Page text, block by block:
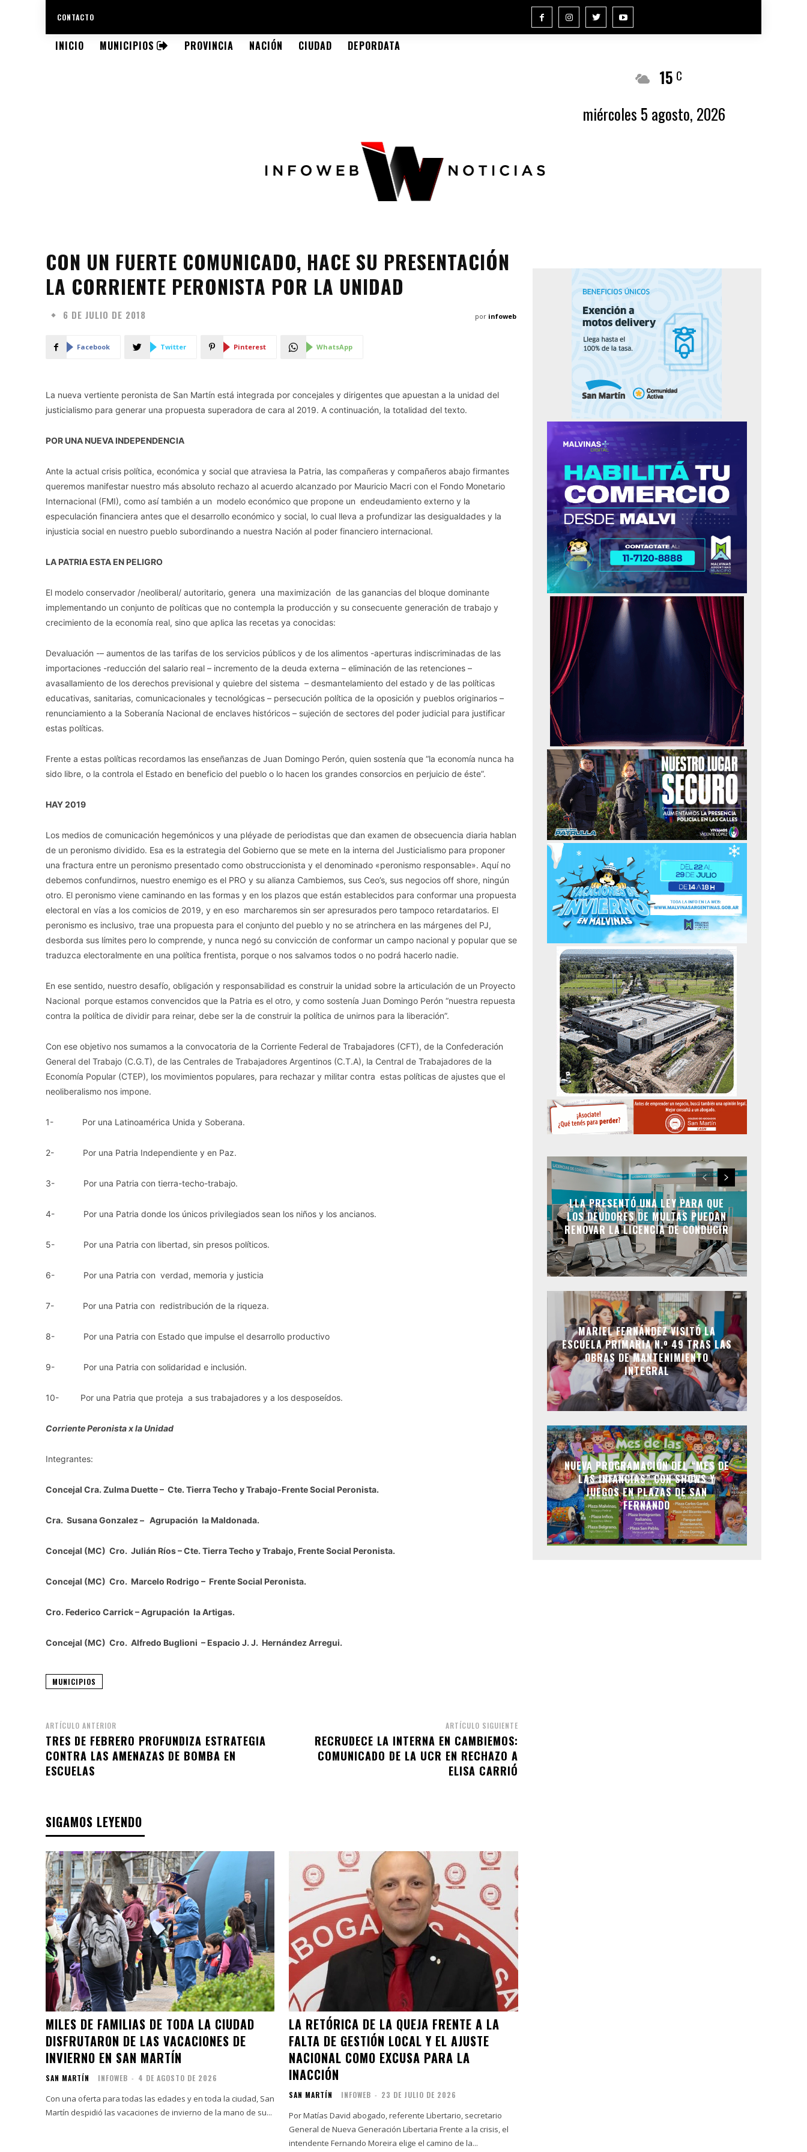
CONTACTO
INICIO MUNICIPIOS PROVINCIA NACIÓN CIUDAD DEPORDATA
15 C
miércoles 5 agosto, 2026
CON UN FUERTE COMUNICADO, HACE SU PRESENTACIÓN
LA CORRIENTE PERONISTA POR LA UNIDAD
6 DE JULIO DE 2018 por infoweb
Facebook Twitter Pinterest WhatsApp
La nueva vertiente peronista de San Martín está integrada por concejales y dirigentes que apuestan a la unidad del
justicialismo para generar una propuesta superadora de cara al 2019. A continuación, la totalidad del texto.
POR UNA NUEVA INDEPENDENCIA
Ante la actual crisis política, económica y social que atraviesa la Patria, las compañeras y compañeros abajo firmantes
queremos manifestar nuestro más absoluto rechazo al acuerdo alcanzado por Mauricio Macri con el Fondo Monetario
Internacional (FMI), como así también a un modelo económico que propone un endeudamiento externo y la
especulación financiera antes que el desarrollo económico y social, lo cual lleva a profundizar las desigualdades y la
injusticia social en nuestro pueblo subordinando a nuestra Nación al poder financiero internacional.
LA PATRIA ESTA EN PELIGRO
El modelo conservador /neoliberal/ autoritario, genera una maximización de las ganancias del bloque dominante
implementando un conjunto de políticas que no contempla la producción y su consecuente generación de trabajo y
crecimiento de la economía real, sino que aplica las recetas ya conocidas:
Devaluación -– aumentos de las tarifas de los servicios públicos y de los alimentos -aperturas indiscriminadas de las
importaciones -reducción del salario real – incremento de la deuda externa – eliminación de las retenciones –
avasallamiento de los derechos previsional y quiebre del sistema – desmantelamiento del estado y de las políticas
educativas, sanitarias, comunicacionales y tecnológicas – persecución política de la oposición y pueblos originarios –
renunciamiento a la Soberanía Nacional de enclaves históricos – sujeción de sectores del poder judicial para justificar
estas políticas.
Frente a estas políticas recordamos las enseñanzas de Juan Domingo Perón, quien sostenía que “la economía nunca ha
sido libre, o la controla el Estado en beneficio del pueblo o lo hacen los grandes consorcios en perjuicio de éste”.
HAY 2019
Los medios de comunicación hegemónicos y una pléyade de periodistas que dan examen de obsecuencia diaria hablan
de un peronismo dividido. Esa es la estrategia del Gobierno que se mete en la interna del Justicialismo para proponer
una fractura entre un peronismo presentado como obstruccionista y el denominado «peronismo responsable». Aquí no
debemos confundirnos, nuestro enemigo es el PRO y su alianza Cambiemos, sus Ceo’s, sus negocios off shore, ningún
otro. El peronismo viene caminando en las formas y en los plazos que están establecidos para conformar una propuesta
electoral en vías a los comicios de 2019, y en eso marcharemos sin ser apresurados pero tampoco retardatarios. El
peronismo es inclusivo, trae una propuesta para el conjunto del pueblo y no se atrinchera en las márgenes del PJ,
desborda sus límites pero lo comprende, y nunca negó su convicción de conformar un campo nacional y popular que se
traduzca electoralmente en una política frentista, porque o nos salvamos todos o no podrá hacerlo nadie.
En ese sentido, nuestro desafío, obligación y responsabilidad es construir la unidad sobre la articulación de un Proyecto
Nacional porque estamos convencidos que la Patria es el otro, y como sostenía Juan Domingo Perón “nuestra repuesta
contra la política de dividir para reinar, debe ser la de construir la política de unirnos para la liberación”.
Con ese objetivo nos sumamos a la convocatoria de la Corriente Federal de Trabajadores (CFT), de la Confederación
General del Trabajo (C.G.T), de las Centrales de Trabajadores Argentinos (C.T.A), la Central de Trabajadores de la
Economía Popular (CTEP), los movimientos populares, para rechazar y militar contra estas políticas de ajustes que el
neoliberalismo nos impone.
1- Por una Latinoamérica Unida y Soberana.
2- Por una Patria Independiente y en Paz.
3- Por una Patria con tierra-techo-trabajo.
4- Por una Patria donde los únicos privilegiados sean los niños y los ancianos.
5- Por una Patria con libertad, sin presos políticos.
6- Por una Patria con verdad, memoria y justicia
7- Por una Patria con redistribución de la riqueza.
8- Por una Patria con Estado que impulse el desarrollo productivo
9- Por una Patria con solidaridad e inclusión.
10- Por una Patria que proteja a sus trabajadores y a los desposeídos.
Corriente Peronista x la Unidad
Integrantes:
Concejal Cra. Zulma Duette – Cte. Tierra Techo y Trabajo-Frente Social Peronista.
Cra. Susana Gonzalez – Agrupación la Maldonada.
Concejal (MC) Cro. Julián Ríos – Cte. Tierra Techo y Trabajo, Frente Social Peronista.
Concejal (MC) Cro. Marcelo Rodrigo – Frente Social Peronista.
Cro. Federico Carrick – Agrupación la Artigas.
Concejal (MC) Cro. Alfredo Buglioni – Espacio J. J. Hernández Arregui.
MUNICIPIOS
ARTÍCULO ANTERIOR
TRES DE FEBRERO PROFUNDIZA ESTRATEGIA
CONTRA LAS AMENAZAS DE BOMBA EN
ESCUELAS
ARTÍCULO SIGUIENTE
RECRUDECE LA INTERNA EN CAMBIEMOS:
COMUNICADO DE LA UCR EN RECHAZO A
ELISA CARRIÓ
SIGAMOS LEYENDO
MILES DE FAMILIAS DE TODA LA CIUDAD
DISFRUTARON DE LAS VACACIONES DE
INVIERNO EN SAN MARTÍN
SAN MARTÍN INFOWEB - 4 DE AGOSTO DE 2026
Con una oferta para todas las edades y en toda la ciudad, San
Martín despidió las vacaciones de invierno de la mano de su...
LA RETÓRICA DE LA QUEJA FRENTE A LA
FALTA DE GESTIÓN LOCAL Y EL AJUSTE
NACIONAL COMO EXCUSA PARA LA
INACCIÓN
SAN MARTÍN INFOWEB - 23 DE JULIO DE 2026
Por Matías David abogado, referente Libertario, secretario
General de Nueva Generación Libertaria Frente a la crisis, el
intendente Fernando Moreira elige el camino de la...
LLA PRESENTÓ UNA LEY PARA QUE
LOS DEUDORES DE MULTAS PUEDAN
RENOVAR LA LICENCIA DE CONDUCIR
MARIEL FERNÁNDEZ VISITÓ LA
ESCUELA PRIMARIA N.º 49 TRAS LAS
OBRAS DE MANTENIMIENTO
INTEGRAL
NUEVA PROGRAMACIÓN DEL “MES DE
LAS INFANCIAS” CON SHOWS Y
JUEGOS EN PLAZAS DE SAN
FERNANDO